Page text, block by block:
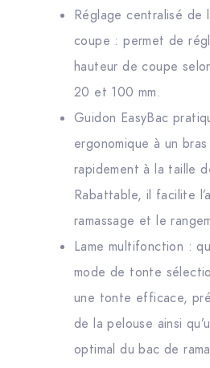
Réglage centralisé de
coupe : permet de
hauteur de coupe
20 et 100 mm.
Guidon EasyBac
ergonomique à un
rapidement à la taille
Rabattable, il facilite
ramassage et le
Lame multifonction :
mode de tonte
une tonte efficace,
de la pelouse ainsi
optimal du bac de